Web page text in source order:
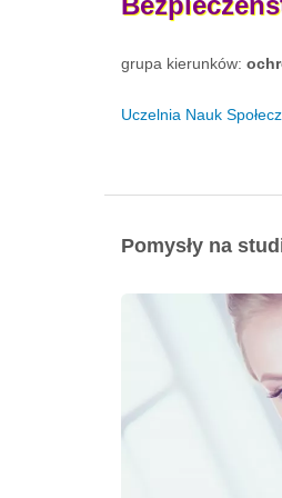
grupa kierunków:
Uczelnia Nauk
Pomysły na